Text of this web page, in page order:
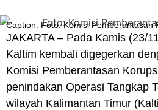
Caption: Foto: Komisi Pemberantasan
JAKARTA– Pada Kamis (23/
Kaltim kembali digegerkan
Komisi Pemberantasan
penindakan Operasi Tangkap
wilayah Kalimantan Timur (